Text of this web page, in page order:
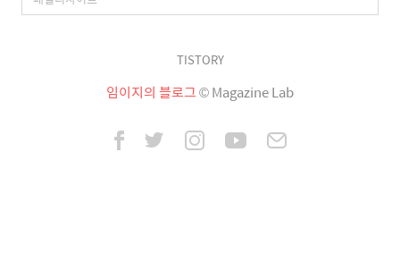
TISTORY
임이지의 블로그© Magazine Lab